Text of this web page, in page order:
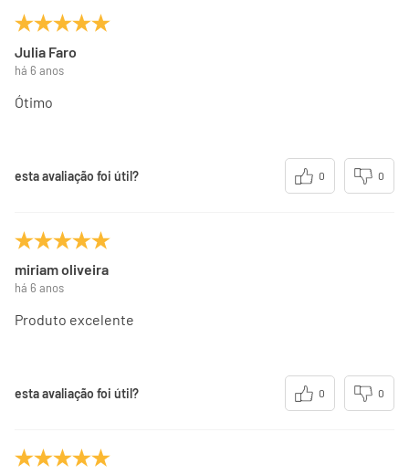
Julia Faro
há 6 anos
Ótimo
esta avaliação foi útil? 0 0
miriam oliveira
há 6 anos
Produto excelente
esta avaliação foi útil? 0 0